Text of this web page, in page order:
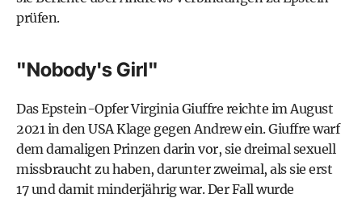
prüfen.
"Nobody's Girl"
Das Epstein-Opfer Virginia Giuffre reichte im August
2021 in den USA Klage gegen Andrew ein. Giuffre warf
dem damaligen Prinzen darin vor, sie dreimal sexuell
missbraucht zu haben, darunter zweimal, als sie erst
17 und damit minderjährig war. Der Fall wurde